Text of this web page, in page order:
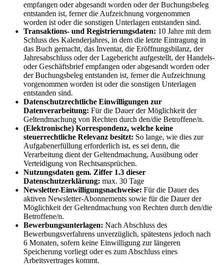
empfangen oder abgesandt worden oder der Buchungsbeleg
entstanden ist, ferner die Aufzeichnung vorgenommen
worden ist oder die sonstigen Unterlagen entstanden sind.
Transaktions- und Registrierungsdaten: 10 Jahre mit dem
Schluss des Kalenderjahres, in dem die letzte Eintragung in
das Buch gemacht, das Inventar, die Eröffnungsbilanz, der
Jahresabschluss oder der Lagebericht aufgestellt, der Handels-
oder Geschäftsbrief empfangen oder abgesandt worden oder
der Buchungsbeleg entstanden ist, ferner die Aufzeichnung
vorgenommen worden ist oder die sonstigen Unterlagen
entstanden sind.
Datenschutzrechtliche Einwilligungen zur
Datenverarbeitung: Für die Dauer der Möglichkeit der
Geltendmachung von Rechten durch den/die Betroffene/n.
(Elektronische) Korrespondenz, welche keine
steuerrechtliche Relevanz besitzt: So lange, wie dies zur
Aufgabenerfüllung erforderlich ist, es sei denn, die
Verarbeitung dient der Geltendmachung, Ausübung oder
Verteidigung von Rechtsansprüchen.
Nutzungsdaten gem. Ziffer 1.3 dieser
Datenschutzerklärung: max. 30 Tage
Newsletter-Einwilligungsnachweise: Für die Dauer des
aktiven Newsletter-Abonnements sowie für die Dauer der
Möglichkeit der Geltendmachung von Rechten durch den/die
Betroffene/n.
Bewerbungsunterlagen: Nach Abschluss des
Bewerbungsverfahrens unverzüglich, spätestens jedoch nach
6 Monaten, sofern keine Einwilligung zur längeren
Speicherung vorliegt oder es zum Abschluss eines
Arbeitsvertrages kommt.